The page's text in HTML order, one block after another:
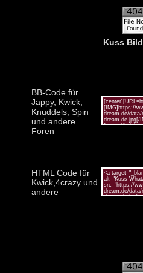
Kuss Bild
BB-Code für
Jappy, Kwick,
Knuddels, Spin
und andere
Foren
HTML Code für
Kwick,4crazy und
andere